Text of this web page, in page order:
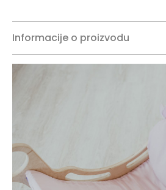
Informacije o proizvodu